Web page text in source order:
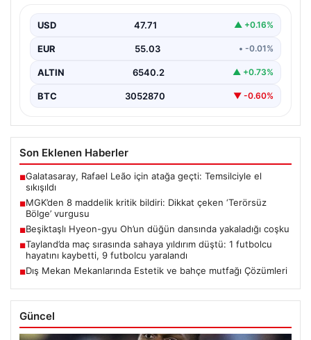
USD 47.71 ▲ +0.16%
EUR 55.03 • -0.01%
ALTIN 6540.2 ▲ +0.73%
BTC 3052870 ▼ -0.60%
Son Eklenen Haberler
■Galatasaray, Rafael Leão için atağa geçti: Temsilciyle el
sıkışıldı
■MGK’den 8 maddelik kritik bildiri: Dikkat çeken ‘Terörsüz
Bölge’ vurgusu
■Beşiktaşlı Hyeon-gyu Oh’un düğün dansında yakaladığı coşku
■Tayland’da maç sırasında sahaya yıldırım düştü: 1 futbolcu
hayatını kaybetti, 9 futbolcu yaralandı
■Dış Mekan Mekanlarında Estetik ve bahçe mutfağı Çözümleri
Güncel